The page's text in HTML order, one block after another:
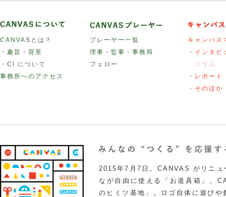
CANVASとは？
・趣旨・背景
・CI について
事務所へのアクセス
プレーヤー一覧
理事・監事・事務局
フェロー
キャンバス
・インタビ
・コラム
・レポート
・そのほか
2015年7月7日。CANVAS がリニュ
なが自由に使える「お道具箱」。
のヒミツ基地」。ロゴ自体に遊び